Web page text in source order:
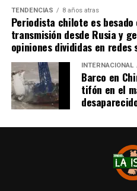
Tras los incidentes,
River. En Boca, en tanto,
Merentiel, Ezequiel
Fuente:Bio Bio
TENDENCIAS 8 años atras
Periodista chilote es besado
transmisión desde Rusia y
opiniones divididas en redes
INTERNACIONAL
Barco en
tifón en el